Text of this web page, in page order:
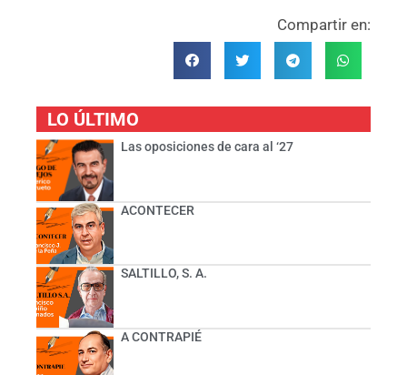
Compartir en:
LO ÚLTIMO
Las oposiciones de cara al ‘27
ACONTECER
SALTILLO, S. A.
A CONTRAPIÉ